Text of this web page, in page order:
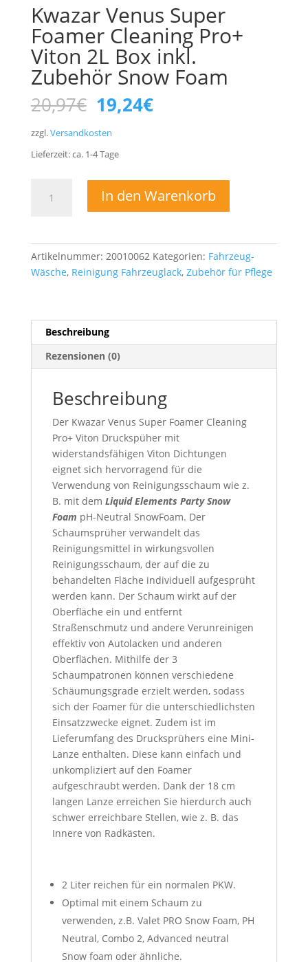
Kwazar Venus Super
Foamer Cleaning Pro+
Viton 2L Box inkl.
Zubehör Snow Foam
20,97€ Ursprünglicher
Preis
war:
20,97€
19,24€Aktueller
Preis
zzgl.Versandkosten
Lieferzeit:ca. 1-4Tage
Venus
Cleaning
inkl.
Zubehör
Snow
Menge
In den Warenkorb
Artikelnummer: 20010062 Kategorien: Fahrzeug-
Wäsche, Reinigung Fahrzeuglack, Zubehör für Pflege
Beschreibung
Rezensionen (0)
Beschreibung
Der Kwazar Venus Super Foamer Cleaning
Pro+ Viton Druckspüher mit
widerstandsfähigen Viton Dichtungen
eignet sich hervorragend für die
Verwendung von Reinigungsschaum wie z.
B. mit dem Liquid Elements Party Snow
Foam pH-Neutral SnowFoam. Der
Schaumsprüher verwandelt das
Reinigungsmittel in wirkungsvollen
Reinigungsschaum, der auf die zu
behandelten Fläche individuell aufgesprüht
werden kann. Der Schaum wirkt auf der
Oberfläche ein und entfernt
Straßenschmutz und andere Verunreinigen
effektiv von Autolacken und anderen
Oberflächen. Mithilfe der 3
Schaumpatronen können verschiedene
Schäumungsgrade erzielt werden, sodass
sich der Foamer für die unterschiedlichsten
Einsatzzwecke eignet. Zudem ist im
Lieferumfang des Drucksprühers eine Mini-
Lanze enthalten. Diese kann einfach und
unkompliziert auf den Foamer
aufgeschraubt werden. Dank der 18 cm
langen Lanze erreichen Sie hierdurch auch
schwer erreichbare Stellen, wie z. B. das
Innere von Radkästen.
2 Liter reichen für ein normalen PKW.
Optimal mit einem Schaum zu
verwenden, z.B. Valet PRO Snow Foam, PH
Neutral, Combo 2, Advanced neutral
Snow foam oder ähnliche.